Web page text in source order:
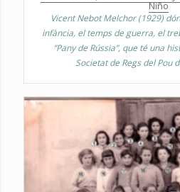
Niño
Vicent Nebot Melchor (1929)
infància, el temps de guerra, el
“Pany de Rússia”, que té una
Societat de Regs del Pou